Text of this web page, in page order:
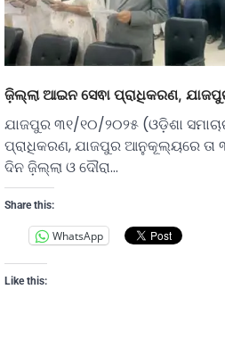
ଜ଼ିଲ୍ଲା ଆଇନ ସେଵା ପ୍ରାଧିକରଣ,
ଯାଜପୁର ୩୧/୧୦/୨୦୨୫ (ଓଡ଼ିଶା
ପ୍ରାଧିକରଣ, ଯାଜପୁର ଆନୁକୂଲ୍ୟରେ ତା
ଦିନ ଜ଼ିଲ୍ଲା ଓ ଦୌରା…
Share this:
WhatsApp
Like this: